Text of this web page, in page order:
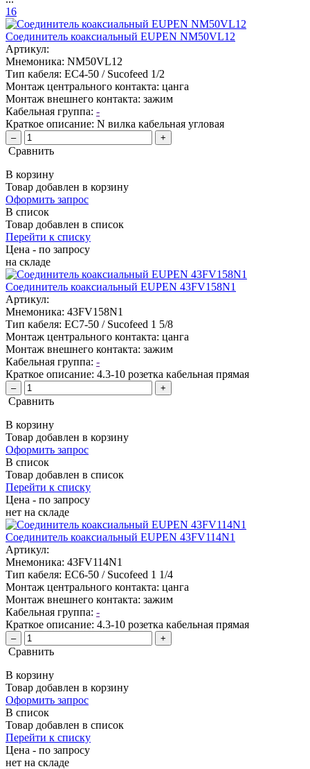
16
Соединитель коаксиальный EUPEN NM50VL12
Артикул:
Мнемоника: NM50VL12
Тип кабеля: EC4-50 / Sucofeed 1/2
Монтаж центрального контакта: цанга
Монтаж внешнего контакта: зажим
Кабельная группа: -
Краткое описание: N вилка кабельная угловая
– +
Сравнить
В корзину
Товар добавлен в корзину
Оформить запрос
В список
Товар добавлен в список
Перейти к списку
Цена - по запросу
на складе
Соединитель коаксиальный EUPEN 43FV158N1
Артикул:
Мнемоника: 43FV158N1
Тип кабеля: EC7-50 / Sucofeed 1 5/8
Монтаж центрального контакта: цанга
Монтаж внешнего контакта: зажим
Кабельная группа: -
Краткое описание: 4.3-10 розетка кабельная прямая
– +
Сравнить
В корзину
Товар добавлен в корзину
Оформить запрос
В список
Товар добавлен в список
Перейти к списку
Цена - по запросу
нет на складе
Соединитель коаксиальный EUPEN 43FV114N1
Артикул:
Мнемоника: 43FV114N1
Тип кабеля: EC6-50 / Sucofeed 1 1/4
Монтаж центрального контакта: цанга
Монтаж внешнего контакта: зажим
Кабельная группа: -
Краткое описание: 4.3-10 розетка кабельная прямая
– +
Сравнить
В корзину
Товар добавлен в корзину
Оформить запрос
В список
Товар добавлен в список
Перейти к списку
Цена - по запросу
нет на складе